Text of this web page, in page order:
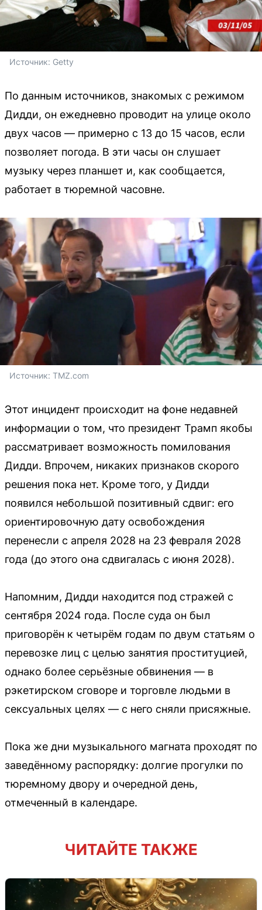
Источник: Getty
По данным источников, знакомых с режимом
Дидди, он ежедневно проводит на улице около
двух часов — примерно с 13 до 15 часов, если
позволяет погода. В эти часы он слушает
музыку через планшет и, как сообщается,
работает в тюремной часовне.
Источник: TMZ.com
Этот инцидент происходит на фоне недавней
информации о том, что президент Трамп якобы
рассматривает возможность помилования
Дидди. Впрочем, никаких признаков скорого
решения пока нет. Кроме того, у Дидди
появился небольшой позитивный сдвиг: его
ориентировочную дату освобождения
перенесли с апреля 2028 на 23 февраля 2028
года (до этого она сдвигалась с июня 2028).
Напомним, Дидди находится под стражей с
сентября 2024 года. После суда он был
приговорён к четырём годам по двум статьям о
перевозке лиц с целью занятия проституцией,
однако более серьёзные обвинения — в
рэкетирском сговоре и торговле людьми в
сексуальных целях — с него сняли присяжные.
Пока же дни музыкального магната проходят по
заведённому распорядку: долгие прогулки по
тюремному двору и очередной день,
отмеченный в календаре.
ЧИТАЙТЕ ТАКЖЕ